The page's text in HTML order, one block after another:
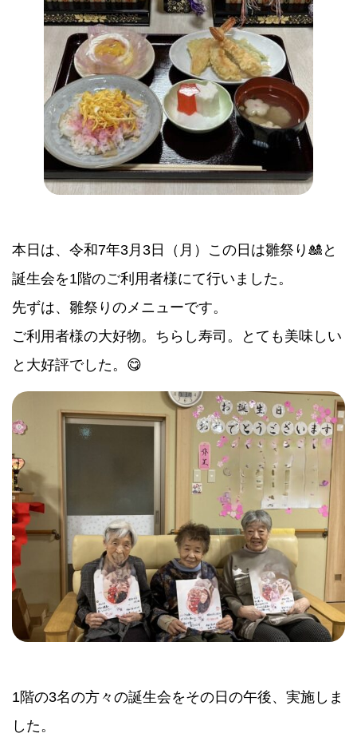
本日は、令和7年3月3日（月）この日は雛祭り🎎と
誕生会を1階のご利用者様にて行いました。
先ずは、雛祭りのメニューです。
ご利用者様の大好物。ちらし寿司。とても美味しい
と大好評でした。😋
1階の3名の方々の誕生会をその日の午後、実施しま
した。